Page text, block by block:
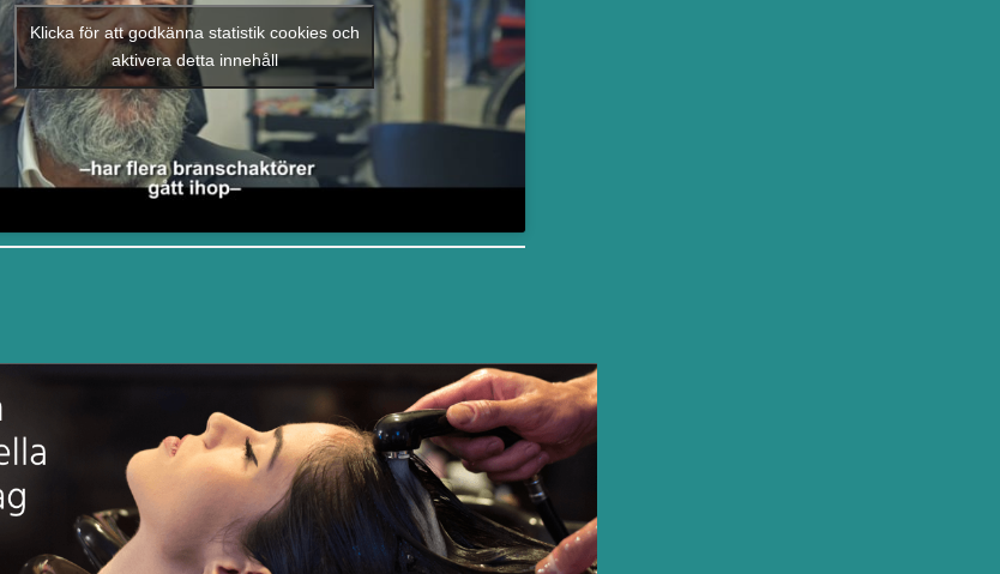
Klicka för att godkänna statistik cookies och
aktivera detta innehåll